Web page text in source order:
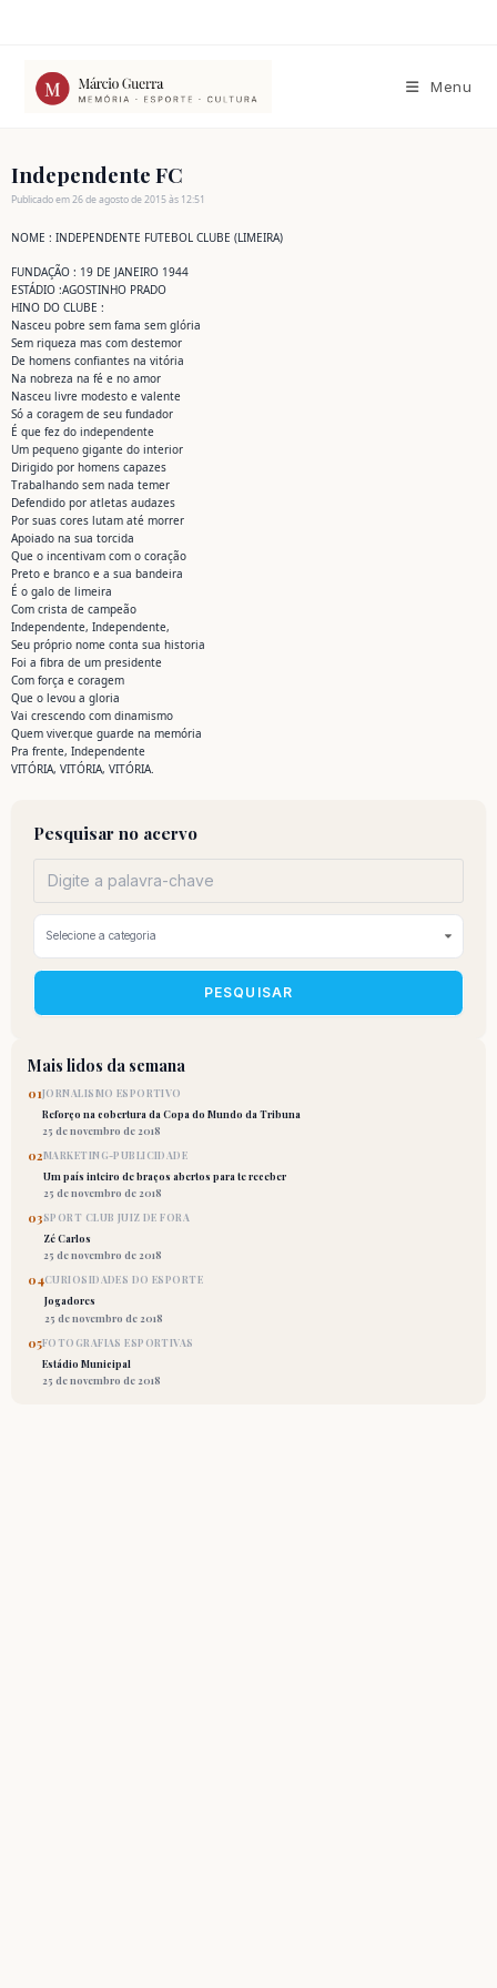
conteúdo
Menu
Independente FC
Publicado em 26 de agosto de 2015 às 12:51
NOME : INDEPENDENTE FUTEBOL CLUBE (LIMEIRA)
FUNDAÇÃO : 19 DE JANEIRO 1944
ESTÁDIO :AGOSTINHO PRADO
HINO DO CLUBE :
Nasceu pobre sem fama sem glória
Sem riqueza mas com destemor
De homens confiantes na vitória
Na nobreza na fé e no amor
Nasceu livre modesto e valente
Só a coragem de seu fundador
É que fez do independente
Um pequeno gigante do interior
Dirigido por homens capazes
Trabalhando sem nada temer
Defendido por atletas audazes
Por suas cores lutam até morrer
Apoiado na sua torcida
Que o incentivam com o coração
Preto e branco e a sua bandeira
É o galo de limeira
Com crista de campeão
Independente, Independente,
Seu próprio nome conta sua historia
Foi a fibra de um presidente
Com força e coragem
Que o levou a gloria
Vai crescendo com dinamismo
Quem viver.que guarde na memória
Pra frente, Independente
VITÓRIA, VITÓRIA, VITÓRIA.
Pesquisar no acervo
PESQUISAR
Mais lidos da semana
01JORNALISMO ESPORTIVO
Reforço na cobertura da Copa do Mundo da Tribuna
25 de novembro de 2018
02MARKETING-PUBLICIDADE
Um país inteiro de braços abertos para te receber
25 de novembro de 2018
03SPORT CLUB JUIZ DE FORA
Zé Carlos
25 de novembro de 2018
04CURIOSIDADES DO ESPORTE
Jogadores
25 de novembro de 2018
05FOTOGRAFIAS ESPORTIVAS
Estádio Municipal
25 de novembro de 2018